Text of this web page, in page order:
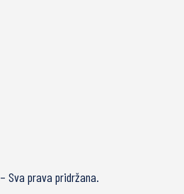
– Sva prava pridržana.